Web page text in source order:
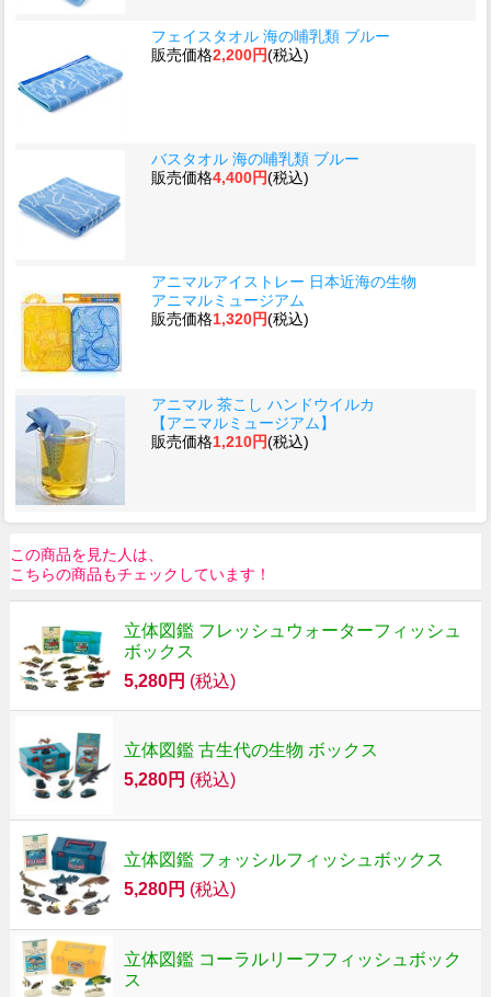
フェイスタオル 海の哺乳類 ブルー
販売価格2,200円(税込)
バスタオル 海の哺乳類 ブルー
販売価格4,400円(税込)
アニマルアイストレー 日本近海の生物
アニマルミュージアム
販売価格1,320円(税込)
アニマル 茶こし ハンドウイルカ
【アニマルミュージアム】
販売価格1,210円(税込)
この商品を見た人は、
こちらの商品もチェックしています！
立体図鑑 フレッシュウォーターフィッシュ
ボックス
5,280円 (税込)
立体図鑑 古生代の生物 ボックス
5,280円 (税込)
立体図鑑 フォッシルフィッシュボックス
5,280円 (税込)
立体図鑑 コーラルリーフフィッシュボック
ス